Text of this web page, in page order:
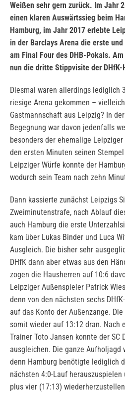
Weißen sehr gern zurück. Im Jahr
einen klaren Auswärtssieg beim
Hamburg, im Jahr 2017 erlebte
in der Barclays Arena die erste
am Final Four des DHB-Pokals.
nun die dritte Stippvisite der
Diesmal waren allerdings lediglich
riesige Arena gekommen –
Gastmannschaft aus Leipzig? In
Begegnung war davon jedenfalls
besonders der ehemalige
den ersten Minuten seinen
Leipziger Würfe konnte der
wodurch sein Team nach zehn
Dann kassierte zunächst Leipzigs
Zweiminutenstrafe, nach Ablauf
auch Hamburg die erste
kam über Lukas Binder und Luca
Ausgleich. Die bisher sehr
DHfK dann aber etwas aus den
zogen die Hausherren auf 10:6
Leipziger Außenspieler Patrick
denn von den nächsten sechs
auf das Konto der Außenzange.
somit wieder auf 13:12 dran. Nach
Trainer Toto Jansen konnte der SC
ausgleichen. Die ganze Aufholjagd
denn Hamburg benötigte lediglich
nächsten 4:0-Lauf
plus vier (17:13)